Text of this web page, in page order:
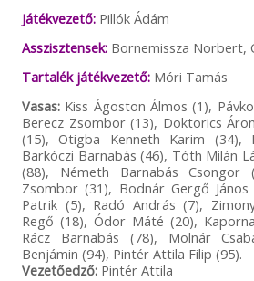
Játékvezető:Pillók Ádám
Asszisztensek:Bornemissza Norbert,
Tartalék játékvezető:Móri Tamás
Vasas:Kiss Ágoston Álmos (1),
Berecz Zsombor (13), Doktorics
(15), Otigba Kenneth Karim (34),
Barkóczi Barnabás (46), Tóth Milán
(88), Németh Barnabás
Zsombor (31), Bodnár Gergő János
Patrik (5), Radó András (7),
Regő (18), Ódor Máté (20),
Rácz Barnabás (78), Molnár
Benjámin (94), Pintér Attila Filip (95).
Vezetőedző:Pintér Attila